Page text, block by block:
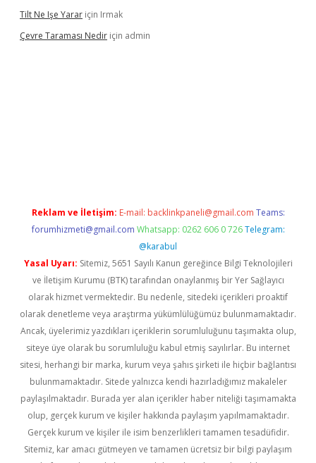
Tilt Ne Işe Yarar için Irmak
Çevre Taraması Nedir için admin
Reklam ve İletişim: E-mail: backlinkpaneli@gmail.com Teams:
forumhizmeti@gmail.com Whatsapp: 0262 606 0 726 Telegram:
@karabul
Yasal Uyarı: Sitemiz, 5651 Sayılı Kanun gereğince Bilgi Teknolojileri
ve İletişim Kurumu (BTK) tarafından onaylanmış bir Yer Sağlayıcı
olarak hizmet vermektedir. Bu nedenle, sitedeki içerikleri proaktif
olarak denetleme veya araştırma yükümlülüğümüz bulunmamaktadır.
Ancak, üyelerimiz yazdıkları içeriklerin sorumluluğunu taşımakta olup,
siteye üye olarak bu sorumluluğu kabul etmiş sayılırlar. Bu internet
sitesi, herhangi bir marka, kurum veya şahıs şirketi ile hiçbir bağlantısı
bulunmamaktadır. Sitede yalnızca kendi hazırladığımız makaleler
paylaşılmaktadır. Burada yer alan içerikler haber niteliği taşımamakta
olup, gerçek kurum ve kişiler hakkında paylaşım yapılmamaktadır.
Gerçek kurum ve kişiler ile isim benzerlikleri tamamen tesadüfidir.
Sitemiz, kar amacı gütmeyen ve tamamen ücretsiz bir bilgi paylaşım